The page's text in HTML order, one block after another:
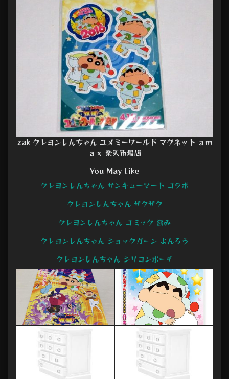
zak クレヨンしんちゃん ユメミーワールド マグネット ａｍ
ａｘ 楽天市場店
You May Like
クレヨンしんちゃん サンキューマート コラボ
クレヨンしんちゃん ザクザク
クレヨンしんちゃん コミック 営み
クレヨンしんちゃん ショックガーン よんろう
クレヨンしんちゃん シリコンポーチ